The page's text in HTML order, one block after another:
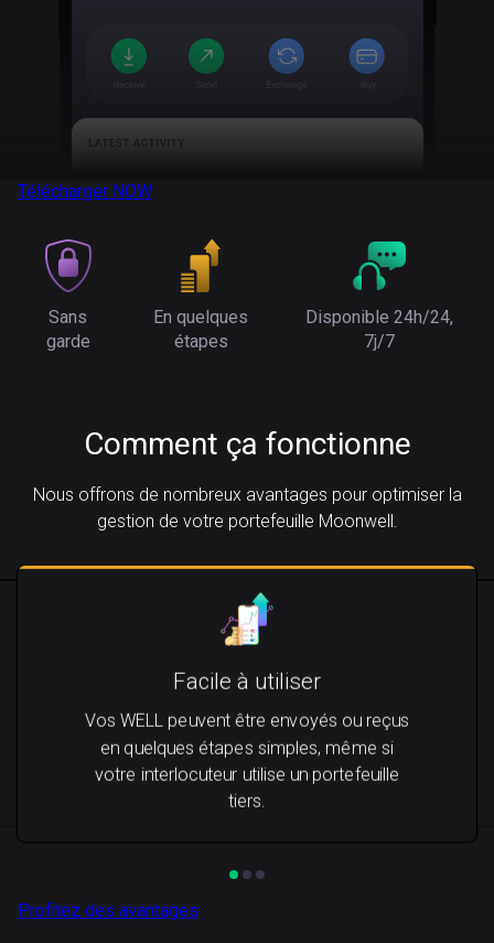
Télécharger NOW
Sans
garde
En quelques
étapes
Disponible 24h/24,
7j/7
Comment ça fonctionne
Nous offrons de nombreux avantages pour optimiser la
gestion de votre portefeuille Moonwell.
Facile à utiliser
Vos WELL peuvent être envoyés ou reçus
en quelques étapes simples, même si
votre interlocuteur utilise un portefeuille
tiers.
Profitez des avantages